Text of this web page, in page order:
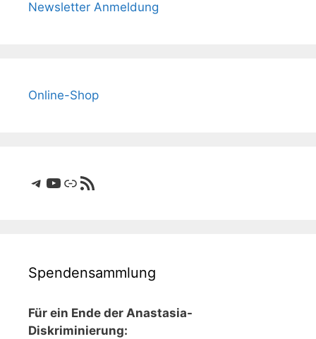
Newsletter Anmeldung
Online-Shop
Telegram
YouTube
LinkRSS-Feed
Spendensammlung
Für ein Ende der Anastasia-
Diskriminierung: